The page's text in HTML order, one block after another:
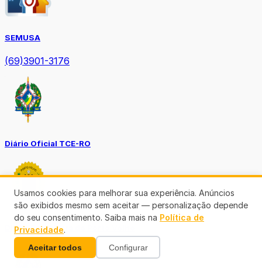
SEMUSA
(69)3901-3176
Diário Oficial TCE-RO
Diário Prefeitura de Porto Velho
Usamos cookies para melhorar sua experiência. Anúncios
são exibidos mesmo sem aceitar — personalização depende
do seu consentimento. Saiba mais na Política de
Privacidade.
Aceitar todos Configurar